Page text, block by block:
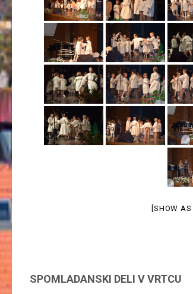
[SHOW
SPOMLADANSKI DELI V VRTCU